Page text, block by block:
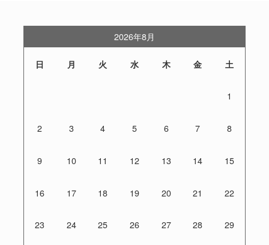
2026年8月
日 月 火 水 木 金 土
1
2 3 4 5 6 7 8
9 10 11 12 13 14 15
16 17 18 19 20 21 22
23 24 25 26 27 28 29